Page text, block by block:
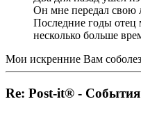
Он мне передал свою
Последние годы отец
несколько больше
Мои искренние Вам
Re: Post-it® -